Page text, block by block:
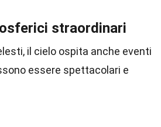
straordinari
il cielo ospita anche eventi
essere spettacolari e